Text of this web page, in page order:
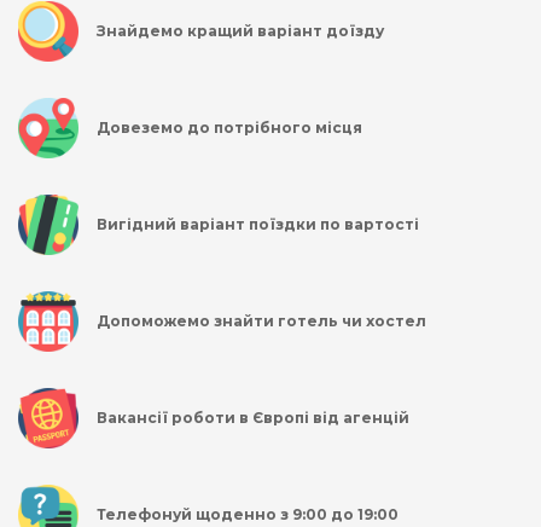
Знайдемо кращий варіант доїзду
Довеземо до потрібного місця
Вигідний варіант поїздки по вартості
Допоможемо знайти готель чи хостел
Вакансії роботи в Європі від агенцій
Телефонуй щоденно з 9:00 до 19:00